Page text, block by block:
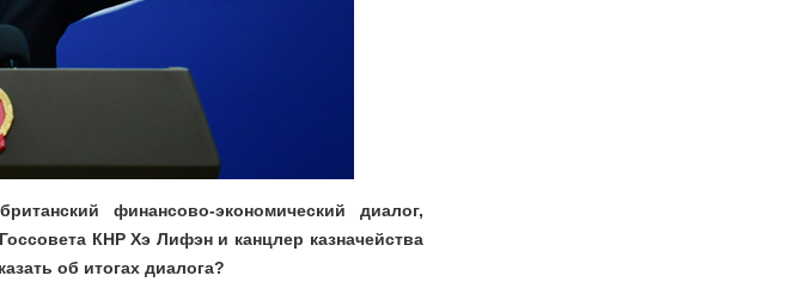
финансово-экономический диалог,
КНР Хэ Лифэн и канцлер казначейства
об итогах диалога?